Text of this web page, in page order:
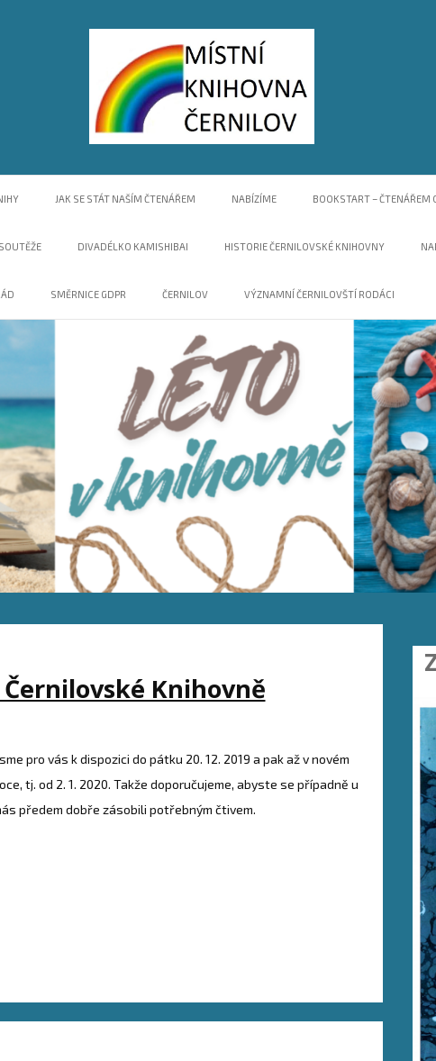
JAK SE STÁT NAŠÍM ČTENÁŘEM NABÍZÍME BOOKSTART – ČTENÁŘEM
DIVADÉLKO KAMISHIBAI HISTORIE ČERNILOVSKÉ KNIHOVNY
SMĚRNICE GDPR ČERNILOV VÝZNAMNÍ ČERNILOVŠTÍ RODÁCI
Knihovně
pro vás k dispozici do pátku 20. 12. 2019 a pak až v novém
tj. od 2. 1. 2020. Takže doporučujeme, abyste se případně u
předem dobře zásobili potřebným čtivem.